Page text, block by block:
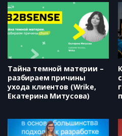
Аникеева)
Тайна темной материи –
разбираем причины
ухода клиентов (Wrike,
Екатерина Митусова)